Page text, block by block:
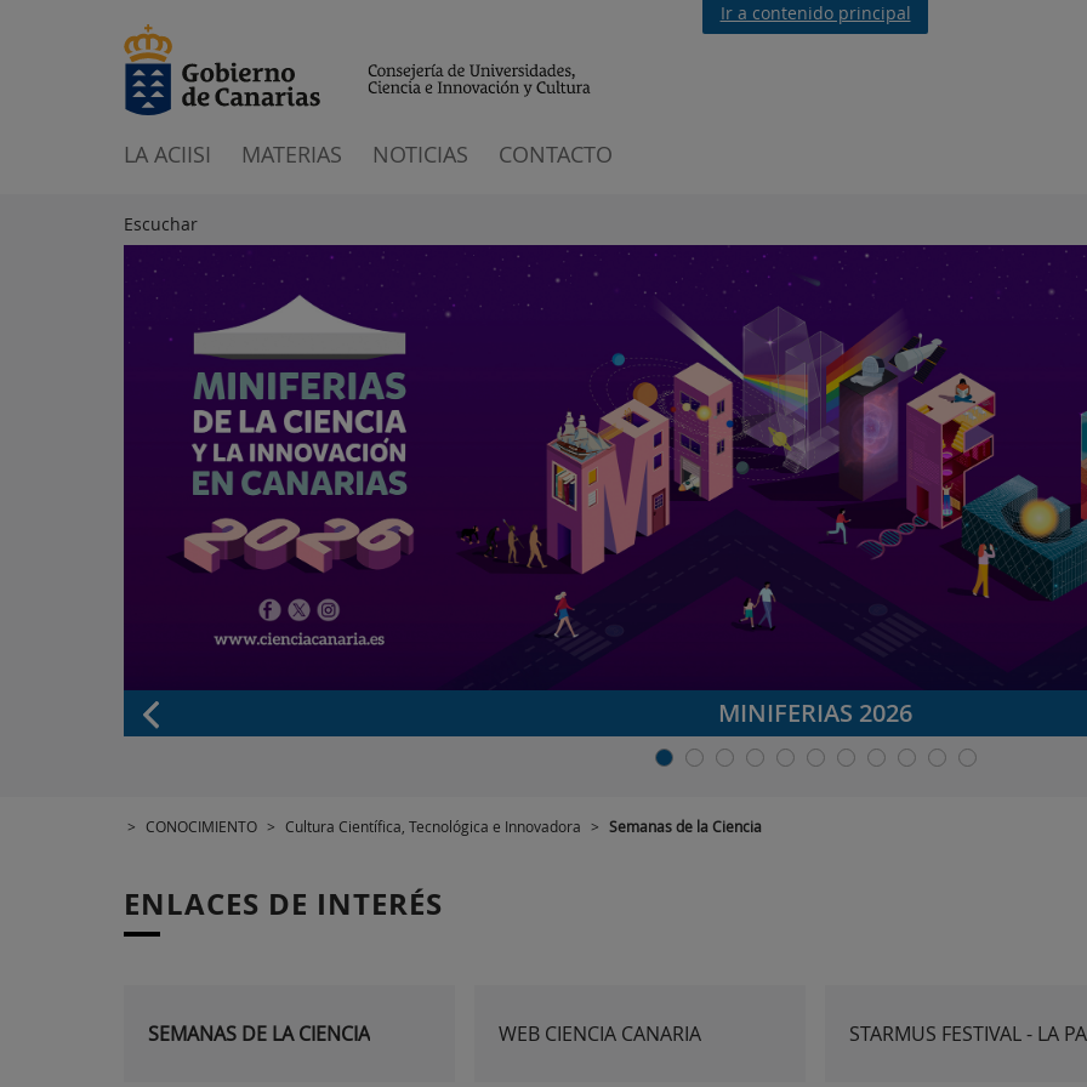
Ir a contenido principal
LA ACIISI MATERIAS NOTICIAS CONTACTO
Escuchar
MINIFERIAS 2026
> CONOCIMIENTO > Cultura Científica, Tecnológica e Innovadora > Semanas de la Ciencia
ENLACES DE INTERÉS
SEMANAS DE LA CIENCIA WEB CIENCIA CANARIA STARMUS FESTIVAL - LA